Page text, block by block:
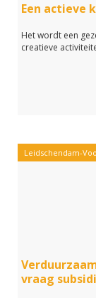
Een actieve
Het wordt een
creatieve
Leidschendam-
vraag